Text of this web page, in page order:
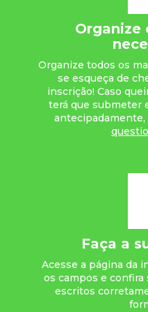
Organize
Organize todos os
se esqueça de
inscrição! Caso
terá que submeter
antecipadamente,
Faça a
Acesse a página da
os campos e confira
escritos